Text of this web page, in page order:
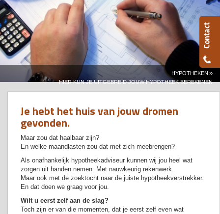
HYPOTHEKEN »
HIER KUN JE UITGEBREID JOUW HYPOTHEEK BEREKENEN
Je hebt het huis van jouw dromen
gevonden.
Maar zou dat haalbaar zijn?
En welke maandlasten zou dat met zich meebrengen?
Als onafhankelijk hypotheekadviseur kunnen wij jou heel wat
zorgen uit handen nemen. Met nauwkeurig rekenwerk.
Maar ook met de zoektocht naar de juiste hypotheekverstrekker.
En dat doen we graag voor jou.
Wilt u eerst zelf aan de slag?
Toch zijn er van die momenten, dat je eerst zelf even wat